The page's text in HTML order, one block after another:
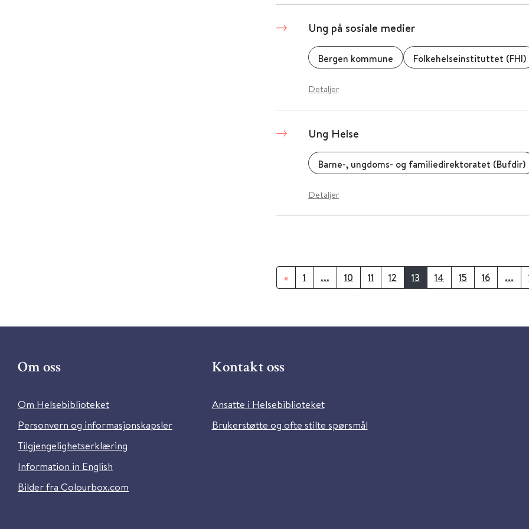
Ung på sosiale medier
Bergen kommune Folkehelseinstituttet (FHI)
Detaljer
Ung Helse
Barne-, ungdoms- og familiedirektoratet (Bufdir)
Detaljer
« 1 ... 10 11 12 13 14 15 16 ...
Om oss
Om Helsebiblioteket
Personvern og informasjonskapsler
Tilgjengelighetserklæring
Information in English
Bilder fra Colourbox.com
Kontakt oss
Ansatte i Helsebiblioteket
Brukerstøtte og ofte stilte spørsmål